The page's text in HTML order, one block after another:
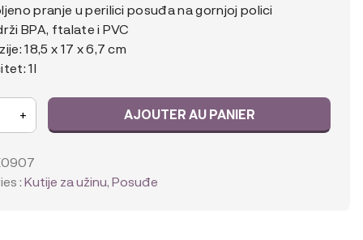
pranje u perilici posuđa na gornjoj polici
BPA, ftalate i PVC
18,5 x 17 x 6,7 cm
1l
+ AJOUTER AU PANIER
:Kutije za užinu,Posuđe